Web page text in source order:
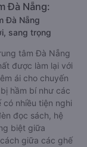
Đà Nẵng:
Đà Nẵng
sang trọng
tâm Đà Nẵng
được làm lại với
ái cho chuyến
hầm bí như các
nhiều tiện nghi
đọc sách, hệ
biệt giữa
giữa các ghế